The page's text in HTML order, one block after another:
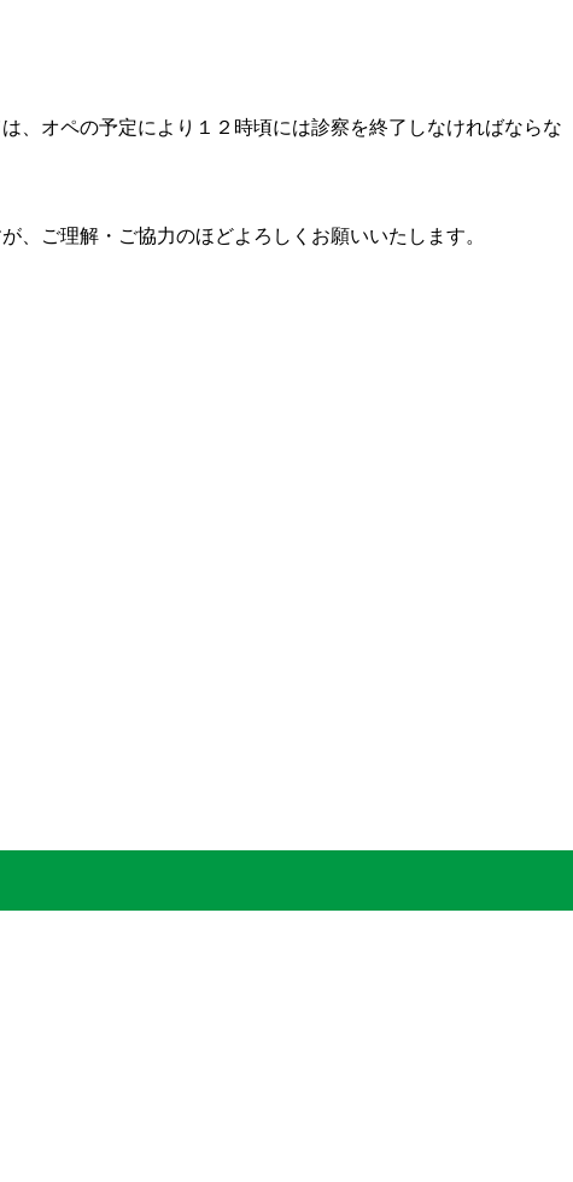
、オペの予定により１２時頃には診察を終了しなければならな
、ご理解・ご協力のほどよろしくお願いいたします。